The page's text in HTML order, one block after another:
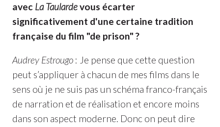
avec La Taulardevous écarter
significativement d'une certaine tradition
française du film "de prison" ?
Audrey Estrougo: Je pense que cette question
peut s’appliquer à chacun de mes films dans le
sens où je ne suis pas un schéma franco-français
de narration et de réalisation et encore moins
dans son aspect moderne. Donc on peut dire